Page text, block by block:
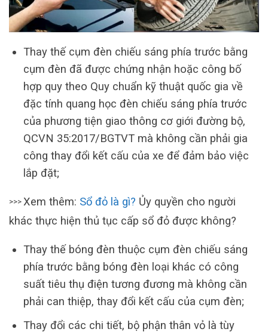
Thay thế cụm đèn chiếu sáng phía trước bằng
cụm đèn đã được chứng nhận hoặc công bố
hợp quy theo Quy chuẩn kỹ thuật quốc gia về
đặc tính quang học đèn chiếu sáng phía trước
của phương tiện giao thông cơ giới đường bộ,
QCVN 35:2017/BGTVT mà không cần phải gia
công thay đổi kết cấu của xe để đảm bảo việc
lắp đặt;
>>> Xem thêm: Sổ đỏ là gì? Ủy quyền cho người
khác thực hiện thủ tục cấp sổ đỏ được không?
Thay thế bóng đèn thuộc cụm đèn chiếu sáng
phía trước bằng bóng đèn loại khác có công
suất tiêu thụ điện tương đương mà không cần
phải can thiệp, thay đổi kết cấu của cụm đèn;
Thay đổi các chi tiết, bộ phận thân vỏ là tùy